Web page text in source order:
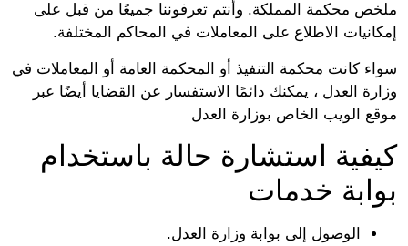
ملخص محكمة المملكة. وأنتم تعرفوننا جميعًا من قبل على
إمكانيات الاطلاع على المعاملات في المحاكم المختلفة.
سواء كانت محكمة التنفيذ أو المحكمة العامة أو المعاملات في
وزارة العدل ، يمكنك دائمًا الاستفسار عن القضايا أيضًا عبر
موقع الويب الخاص بوزارة العدل
كيفية استشارة حالة باستخدام
بوابة خدمات
الوصول إلى بوابة وزارة العدل.